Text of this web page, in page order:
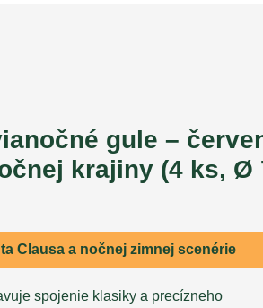
gule –
krajiny (4 ks, Ø
Clausa a nočnej zimnej scenérie
spojenie klasiky a precízneho